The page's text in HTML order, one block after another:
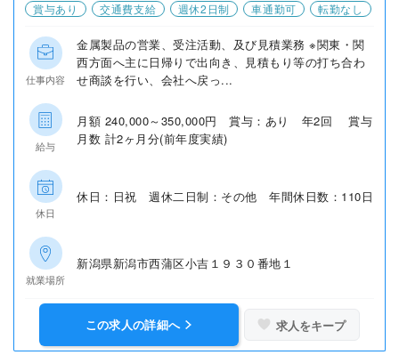
賞与あり 交通費支給 週休2日制 車通勤可 転勤なし
仕事内容
金属製品の営業、受注活動、及び見積業務 ※関東・関
西方面へ主に日帰りで出向き、見積もり等の打ち合わ
せ商談を行い、会社へ戻っ...
給与
月額 240,000～350,000円 賞与：あり 年2回 賞与
月数 計2ヶ月分(前年度実績)
休日
休日：日祝 週休二日制：その他 年間休日数：110日
就業場所
新潟県新潟市西蒲区小吉１９３０番地１
この求人の詳細へ 求人をキープ